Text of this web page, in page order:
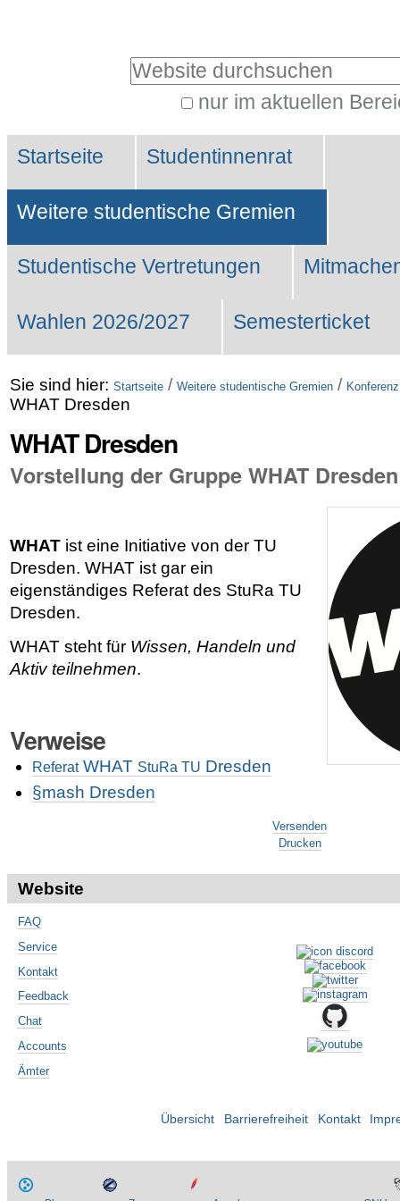
Website durchsuchen
nur im aktuellen
Suche…
Sektionen
Startseite Studentinnenrat
Weitere studentische Gremien
Studentische Vertretungen
Wahlen 2026/2027 Semesterticket
Sie sind hier: Startseite / Weitere studentische Gremien /
WHAT Dresden
WHAT Dresden
Vorstellung der Gruppe WHAT Dresden
WHATist eine Initiative von der TU
Dresden. WHAT ist gar ein
eigenständiges Referat des StuRa TU
Dresden.
WHAT steht für Wissen, Handeln und
Aktiv teilnehmen.
Verweise
ReferatWHAT StuRa TU Dresden
§mash Dresden
Versenden
Drucken
Website
FAQ
Service
Kontakt
Feedback
Chat
Accounts
Ämter
Übersicht Barrierefreiheit Kontakt